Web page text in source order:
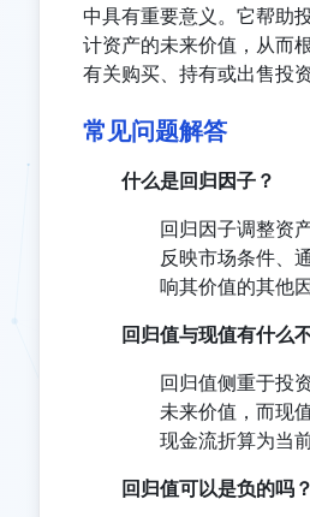
中具有重要意义。它帮助
计资产的未来价值，从而
有关购买、持有或出售投
常见问题解答
什么是回归因子？
回归因子调整资
反映市场条件、
响其价值的其他因
回归值与现值有什么
回归值侧重于投
未来价值，而现
现金流折算为当前
回归值可以是负的吗？